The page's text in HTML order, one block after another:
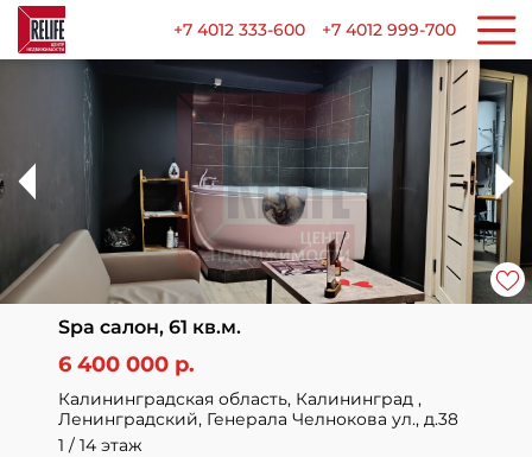
+7 4012 333-600 +7 4012 999-700
Spa салон, 61 кв.м.
6 400 000 р.
Калининградская область, Калининград ,
Ленинградский, Генерала Челнокова ул., д.38
1 / 14 этаж